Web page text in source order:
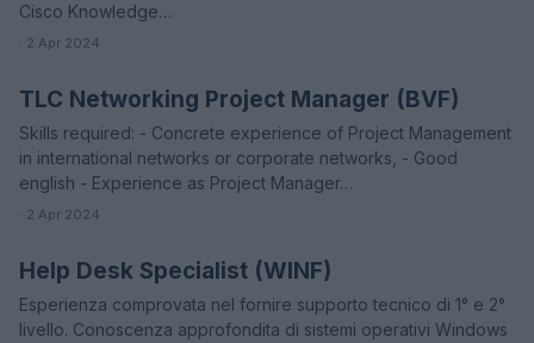
Cisco Knowledge…
· 2 Apr 2024
OFFERTE DI LAVORO
TLC Networking Project Manager (BVF)
Skills required: - Concrete experience of Project Management
in international networks or corporate networks, - Good
english - Experience as Project Manager…
· 2 Apr 2024
OFFERTE DI LAVORO
Help Desk Specialist (WINF)
Esperienza comprovata nel fornire supporto tecnico di 1° e 2°
livello. Conoscenza approfondita di sistemi operativi Windows